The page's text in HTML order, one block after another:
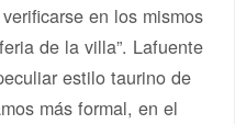
en los mismos
de la villa”. Lafuente
estilo taurino de
más formal, en el